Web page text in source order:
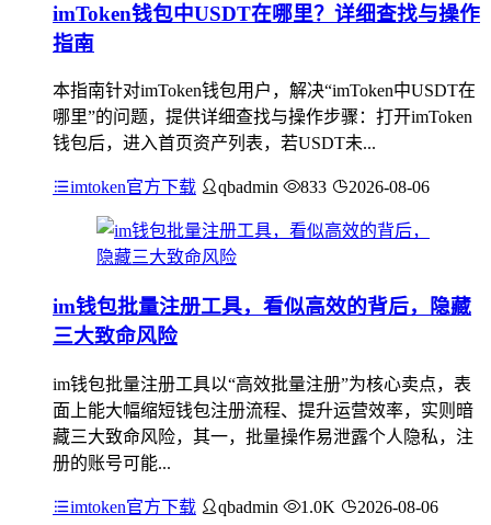
imToken钱包中USDT在哪里？详细查找与操作
指南
本指南针对imToken钱包用户，解决“imToken中USDT在
哪里”的问题，提供详细查找与操作步骤：打开imToken
钱包后，进入首页资产列表，若USDT未...
imtoken官方下载 qbadmin 833 2026-08-06
im钱包批量注册工具，看似高效的背后，隐藏
三大致命风险
im钱包批量注册工具以“高效批量注册”为核心卖点，表
面上能大幅缩短钱包注册流程、提升运营效率，实则暗
藏三大致命风险，其一，批量操作易泄露个人隐私，注
册的账号可能...
imtoken官方下载 qbadmin 1.0K 2026-08-06